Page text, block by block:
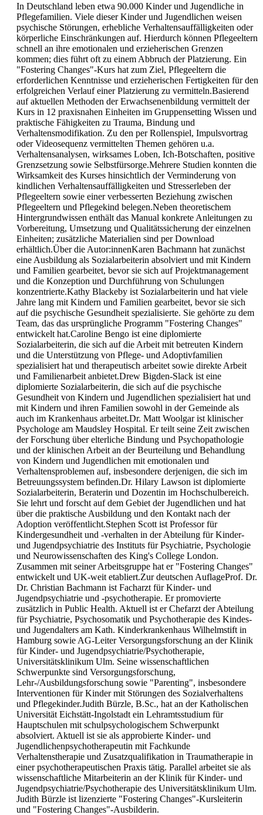
In Deutschland leben etwa 90.000 Kinder und Jugendliche in
Pflegefamilien. Viele dieser Kinder und Jugendlichen weisen
psychische Störungen, erhebliche Verhaltensauffälligkeiten oder
körperliche Einschränkungen auf. Hierdurch können Pflegeeltern
schnell an ihre emotionalen und erzieherischen Grenzen
kommen; dies führt oft zu einem Abbruch der Platzierung. Ein
"Fostering Changes"-Kurs hat zum Ziel, Pflegeeltern die
erforderlichen Kenntnisse und erzieherischen Fertigkeiten für den
erfolgreichen Verlauf einer Platzierung zu vermitteln.Basierend
auf aktuellen Methoden der Erwachsenenbildung vermittelt der
Kurs in 12 praxisnahen Einheiten im Gruppensetting Wissen und
praktische Fähigkeiten zu Trauma, Bindung und
Verhaltensmodifikation. Zu den per Rollenspiel, Impulsvortrag
oder Videosequenz vermittelten Themen gehören u.a.
Verhaltensanalysen, wirksames Loben, Ich-Botschaften, positive
Grenzsetzung sowie Selbstfürsorge.Mehrere Studien konnten die
Wirksamkeit des Kurses hinsichtlich der Verminderung von
kindlichen Verhaltensauffälligkeiten und Stresserleben der
Pflegeeltern sowie einer verbesserten Beziehung zwischen
Pflegeeltern und Pflegekind belegen.Neben theoretischem
Hintergrundwissen enthält das Manual konkrete Anleitungen zu
Vorbereitung, Umsetzung und Qualitätssicherung der einzelnen
Einheiten; zusätzliche Materialien sind per Download
erhältlich.Über die Autor:innenKaren Bachmann hat zunächst
eine Ausbildung als Sozialarbeiterin absolviert und mit Kindern
und Familien gearbeitet, bevor sie sich auf Projektmanagement
und die Konzeption und Durchführung von Schulungen
konzentrierte.Kathy Blackeby ist Sozialarbeiterin und hat viele
Jahre lang mit Kindern und Familien gearbeitet, bevor sie sich
auf die psychische Gesundheit spezialisierte. Sie gehörte zu dem
Team, das das ursprüngliche Programm "Fostering Changes"
entwickelt hat.Caroline Bengo ist eine diplomierte
Sozialarbeiterin, die sich auf die Arbeit mit betreuten Kindern
und die Unterstützung von Pflege- und Adoptivfamilien
spezialisiert hat und therapeutisch arbeitet sowie direkte Arbeit
und Familienarbeit anbietet.Drew Bigden-Slack ist eine
diplomierte Sozialarbeiterin, die sich auf die psychische
Gesundheit von Kindern und Jugendlichen spezialisiert hat und
mit Kindern und ihren Familien sowohl in der Gemeinde als
auch im Krankenhaus arbeitet.Dr. Matt Woolgar ist klinischer
Psychologe am Maudsley Hospital. Er teilt seine Zeit zwischen
der Forschung über elterliche Bindung und Psychopathologie
und der klinischen Arbeit an der Beurteilung und Behandlung
von Kindern und Jugendlichen mit emotionalen und
Verhaltensproblemen auf, insbesondere derjenigen, die sich im
Betreuungssystem befinden.Dr. Hilary Lawson ist diplomierte
Sozialarbeiterin, Beraterin und Dozentin im Hochschulbereich.
Sie lehrt und forscht auf dem Gebiet der Jugendlichen und hat
über die praktische Ausbildung und den Kontakt nach der
Adoption veröffentlicht.Stephen Scott ist Professor für
Kindergesundheit und -verhalten in der Abteilung für Kinder-
und Jugendpsychiatrie des Instituts für Psychiatrie, Psychologie
und Neurowissenschaften des King's College London.
Zusammen mit seiner Arbeitsgruppe hat er "Fostering Changes"
entwickelt und UK-weit etabliert.Zur deutschen AuflageProf. Dr.
Dr. Christian Bachmann ist Facharzt für Kinder- und
Jugendpsychiatrie und -psychotherapie. Er promovierte
zusätzlich in Public Health. Aktuell ist er Chefarzt der Abteilung
für Psychiatrie, Psychosomatik und Psychotherapie des Kindes-
und Jugendalters am Kath. Kinderkrankenhaus Wilhelmstift in
Hamburg sowie AG-Leiter Versorgungsforschung an der Klinik
für Kinder- und Jugendpsychiatrie/Psychotherapie,
Universitätsklinikum Ulm. Seine wissenschaftlichen
Schwerpunkte sind Versorgungsforschung,
Lehr-/Ausbildungsforschung sowie "Parenting", insbesondere
Interventionen für Kinder mit Störungen des Sozialverhaltens
und Pflegekinder.Judith Bürzle, B.Sc., hat an der Katholischen
Universität Eichstätt-Ingolstadt ein Lehramtsstudium für
Hauptschulen mit schulpsychologischem Schwerpunkt
absolviert. Aktuell ist sie als approbierte Kinder- und
Jugendlichenpsychotherapeutin mit Fachkunde
Verhaltenstherapie und Zusatzqualifikation in Traumatherapie in
einer psychotherapeutischen Praxis tätig. Parallel arbeitet sie als
wissenschaftliche Mitarbeiterin an der Klinik für Kinder- und
Jugendpsychiatrie/Psychotherapie des Universitätsklinikum Ulm.
Judith Bürzle ist lizenzierte "Fostering Changes"-Kursleiterin
und "Fostering Changes"-Ausbilderin.